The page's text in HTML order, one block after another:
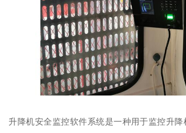
升降机安全监控软件系统是一种用于监控升